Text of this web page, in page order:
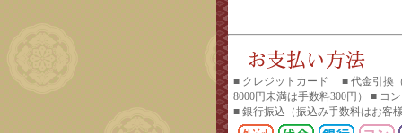
■ クレジットカード ■ 代金引換
8000円未満は手数料300円） ■ コ
■ 銀行振込 （振込み手数料はお客